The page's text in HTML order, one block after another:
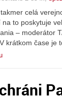
celá
to poskytuje
– moderátor
krátkom čase